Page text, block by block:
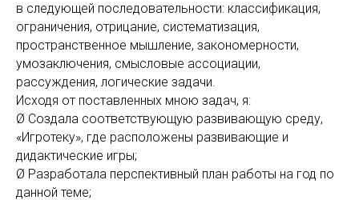
в следующей последовательности: классификация,
ограничения, отрицание, систематизация,
пространственное мышление, закономерности,
умозаключения, смысловые ассоциации,
рассуждения, логические задачи.
Исходя от поставленных мною задач, я:
Ø Создала соответствующую развивающую среду,
«Игротеку», где расположены развивающие и
дидактические игры;
Ø Разработала перспективный план работы на год по
данной теме;